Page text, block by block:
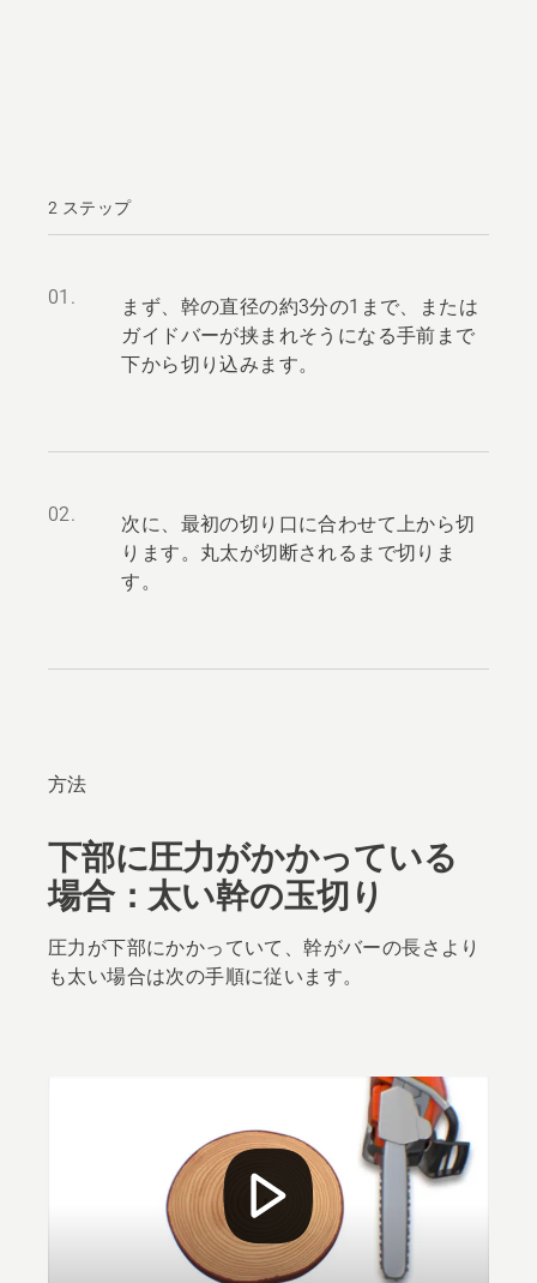
2 ステップ
01.
まず、幹の直径の約3分の1まで、または
ガイドバーが挟まれそうになる手前まで
下から切り込みます。
02.
次に、最初の切り口に合わせて上から切
ります。丸太が切断されるまで切りま
す。
方法
下部に圧力がかかっている
場合：太い幹の玉切り
圧力が下部にかかっていて、幹がバーの長さより
も太い場合は次の手順に従います。